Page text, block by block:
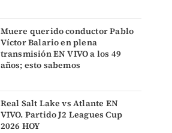
Muere querido conductor Pablo
Víctor Balario en plena
transmisión EN VIVO a los 49
años; esto sabemos
Real Salt Lake vs Atlante EN
VIVO. Partido J2 Leagues Cup
2026 HOY